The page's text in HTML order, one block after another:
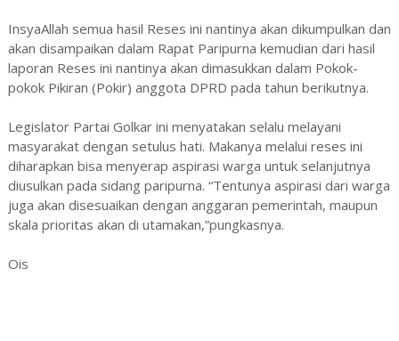
InsyaAllah semua hasil Reses ini nantinya akan dikumpulkan dan
akan disampaikan dalam Rapat Paripurna kemudian dari hasil
laporan Reses ini nantinya akan dimasukkan dalam Pokok-
pokok Pikiran (Pokir) anggota DPRD pada tahun berikutnya.
Legislator Partai Golkar ini menyatakan selalu melayani
masyarakat dengan setulus hati. Makanya melalui reses ini
diharapkan bisa menyerap aspirasi warga untuk selanjutnya
diusulkan pada sidang paripurna. “Tentunya aspirasi dari warga
juga akan disesuaikan dengan anggaran pemerintah, maupun
skala prioritas akan di utamakan,”pungkasnya.
Ois